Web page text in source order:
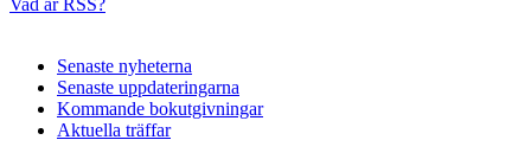
Vad är RSS?
Senaste nyheterna
Senaste uppdateringarna
Kommande bokutgivningar
Aktuella träffar